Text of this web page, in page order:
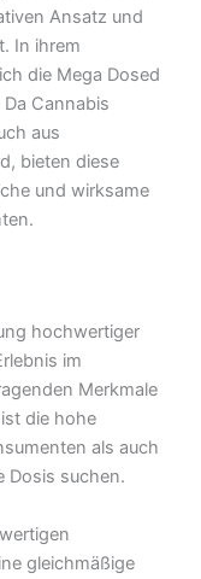
Ansatz und
In ihrem
die Mega Dosed
Cannabis
aus
bieten diese
und wirksame
hochwertiger
im
Merkmale
die hohe
als auch
Dosis suchen.
gleichmäßige